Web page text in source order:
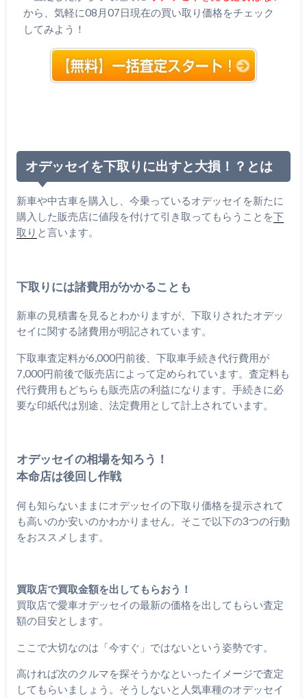
から、気軽に08月07日現在の買い取り価格をチェック
してみよう！
オデッセイを下取りに出すと大損！？とは
新車や中古車を購入し、今乗っているオデッセイを新たに
購入した販売店に値段を付けて引き取ってもらうことを下
取り と言います。
下取りには諸費用がかかることも
新車の見積書を見るとわかりますが、下取りされたオデッ
セイに関する諸費用が明記されています。
下取車査定料が6,000円前後、下取車手続き代行費用が
7,000円前後で販売店によって定められています。査定料も
代行費用もどちらも販売店の利益になります。手続きに必
要な印紙代は別途、法定費用として計上されています。
オデッセイの相場を知ろう！
本命店は後回し作戦
何も知らないままにオデッセイの下取り価格を提示されて
も高いのか安いのかわかりません。そこで以下の3つの行動
をおススメします。
買取店で買取金額を出してもらおう！
買取店で愛車オデッセイの最新の価格を出してもらい査定
額の目安とします。
ここで大切なのは「今すぐ」ではないという姿勢です。
高ければ次のクルマを探そうかなといったイメージで査定
してもらいましょう。そうしないと人気車種のオデッセイ